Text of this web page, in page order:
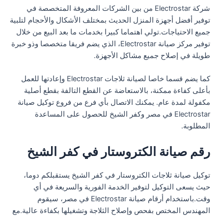
شركة Electrostar من بين الشركات المعروفة المتخصصة في
توفير أفضل أجهزة المنزل الحديث بمختلف الأشكال والأحجام لتلبية
جميع الاحتياجات.تولي اهتماما كبيرا بخدمات ما بعد البيع من خلال
توفير مركز صيانة Electrostar، الذي يضم فريقا متخصصا وذو خبرة
طويلة في إصلاح جميع مشاكل الأجهزة.
كما يضم قسما خاصا لصيانة ثلاجات Electrostar وإعادتها للعمل
بأعلى كفاءة ممكنة، بالاستعاضة عن القطع التالفة بقطع أصلية
مكفولة لمدة عام. يمكنك الاتصال بأي فرع من فروع توكيل صيانة
Electrostar في مصر وكفر الشيخ للحصول على المساعدة
المطلوبة.
رقم صيانة الكتروستار في كفر الشيخ
توكيل صيانة ثلاجات الكتروستار في كفر الشيخ يستقبلكم دوما،
حيث يسعى التوكيل لتوفير الخدمة الفورية والسريعة في أي
وقت.باستخدام أرقام صيانة Electrostar في مصر، سيقوم
المهندس المختص بفحص وإصلاح الثلاجة وتشغيلها بكفاءة عالية.مع